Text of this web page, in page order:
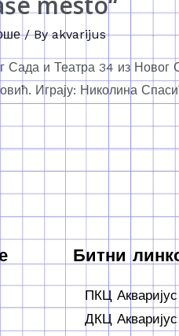
/ Byakvarijus
и Театра 34 из Новог
Играју: Николина
Битни
ПКЦ Акваријус
ДКЦ Акваријус